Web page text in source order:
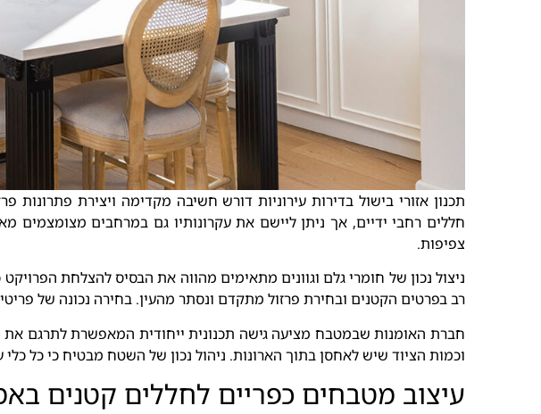
תכנון אזורי בישול בדירות עירוניות דורש חשיבה מקדימה ויצירת
חללים רחבי ידיים, אך ניתן ליישם את עקרונותיו גם במרחבים מצומצמים
צפיפות.
ניצול נכון של חומרי גלם וגוונים מתאימים מהווה את הבסיס להצלחת
רב בפרטים הקטנים ובחירת פרזול מתקדם ונסתר מהעין. בחירה נכונה של
חברת האומנות שבמטבח מציעה גישה תכנונית ייחודית המאפשרת לתרגם את
וכמות הציוד שיש לאחסן בתוך הארונות. ניהול נכון של השטח מבטיח כי כל כלי
עיצוב מטבחים כפריים לחללים קטנים